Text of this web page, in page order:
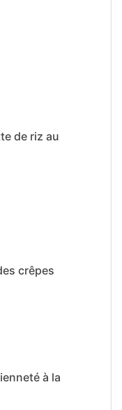
de riz au
crêpes
à la